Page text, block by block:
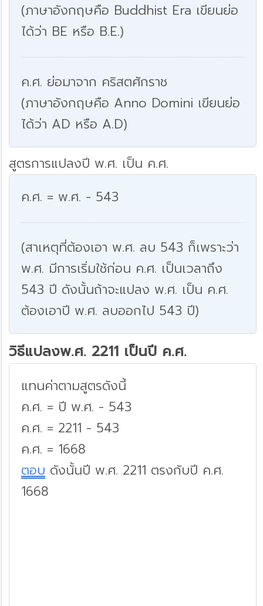
(ภาษาอังกฤษคือ Buddhist Era เขียนย่อ
ได้ว่า BE หรือ B.E.)
ค.ศ. ย่อมาจาก คริสตศักราช
(ภาษาอังกฤษคือ Anno Domini เขียนย่อ
ได้ว่า AD หรือ A.D)
สูตรการแปลงปี พ.ศ. เป็น ค.ศ.
ค.ศ. = พ.ศ. - 543
(สาเหตุที่ต้องเอา พ.ศ. ลบ 543 ก็เพราะว่า
พ.ศ. มีการเริ่มใช้ก่อน ค.ศ. เป็นเวลาถึง
543 ปี ดังนั้นถ้าจะแปลง พ.ศ. เป็น ค.ศ.
ต้องเอาปี พ.ศ. ลบออกไป 543 ปี)
วิธีแปลงพ.ศ. 2211 เป็นปี ค.ศ.
แทนค่าตามสูตรดังนี้
ค.ศ. = ปี พ.ศ. - 543
ค.ศ. = 2211 - 543
ค.ศ. = 1668
ตอบ ดังนั้นปี พ.ศ. 2211 ตรงกับปี ค.ศ.
1668